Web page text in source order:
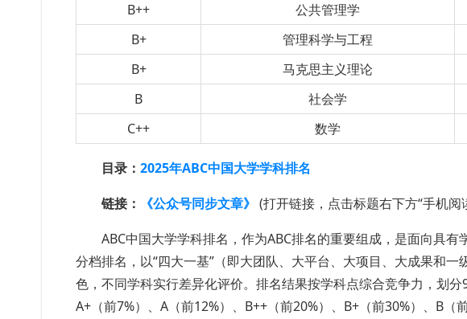
B++
公共管理学
B+
管理科学与工程
B+
马克思主义理论
B
社会学
C++
数学
目录： 2025年ABC中国大学学科排名
链接：
《公众号同步文章》 (打开链接，点击标题右下方“手机
ABC中国大学学科排名，作为ABC排名的重要组成，是面向具
分档排名，以“四大一基”（即大团队、大平台、大项目、大成果和
色，不同学科实行差异化评价。排名结果按学科点综合竞争力，划分
A+（前7%）、A（前12%）、B++（前20%）、B+（前30%）、B（